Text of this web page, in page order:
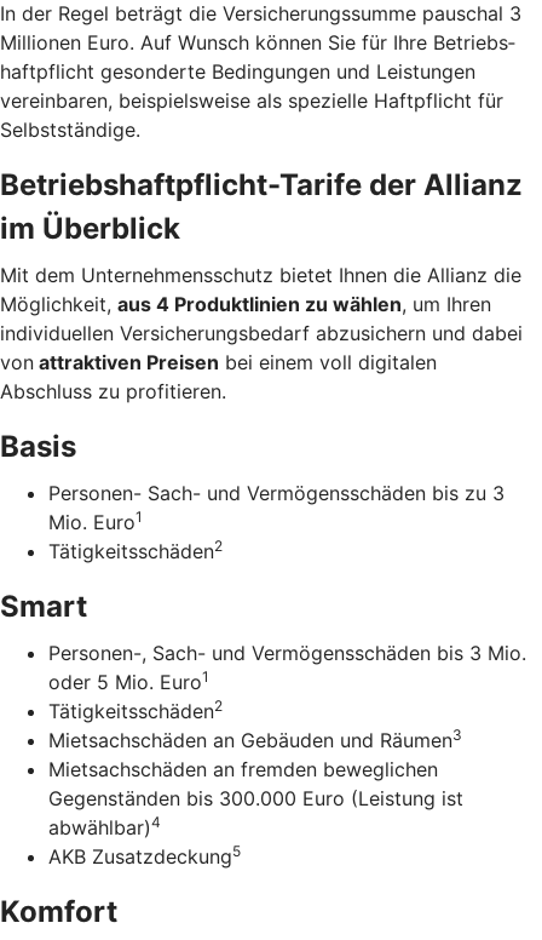
In der Regel beträgt die Versicherungs­summe pauschal 3
Millionen Euro. Auf Wunsch können Sie für Ihre Betriebs­
haftpflicht gesonderte Bedingungen und Leistungen
vereinbaren, beispielsweise als spezielle Haft­pflicht für
Selbst­ständige.
Betriebs­haftpflicht-Tarife der Allianz
im Überblick
Mit dem Unternehmens­schutz bietet Ihnen die Allianz die
Möglichkeit, aus 4 Produkt­linien zu wählen, um Ihren
individuellen Versicherungs­bedarf abzusichern und dabei
von attraktiven Preisen bei einem voll digitalen
Abschluss zu profitieren.
Basis
Personen- Sach- und Vermögensschäden bis zu 3
Mio. Euro1
Tätigkeitsschäden2
Smart
Personen-, Sach- und Vermögensschäden bis 3 Mio.
oder 5 Mio. Euro1
Tätigkeitsschäden2
Mietsachschäden an Gebäuden und Räumen3
Mietsachschäden an fremden beweglichen
Gegenständen bis 300.000 Euro (Leistung ist
abwählbar)4
AKB Zusatzdeckung5
Komfort